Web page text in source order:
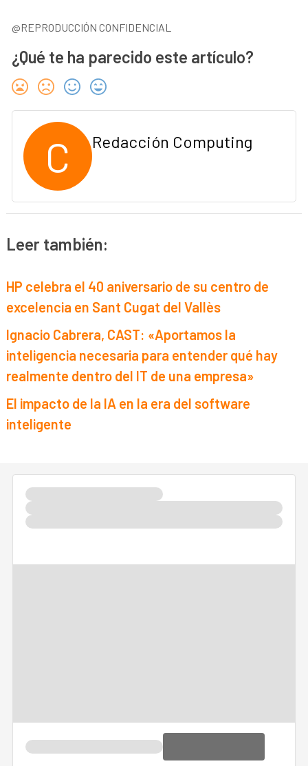
@REPRODUCCIÓN CONFIDENCIAL
¿Qué te ha parecido este artículo?
C Redacción Computing
Leer también:
HP celebra el 40 aniversario de su centro de
excelencia en Sant Cugat del Vallès
Ignacio Cabrera, CAST: «Aportamos la
inteligencia necesaria para entender qué hay
realmente dentro del IT de una empresa»
El impacto de la IA en la era del software
inteligente